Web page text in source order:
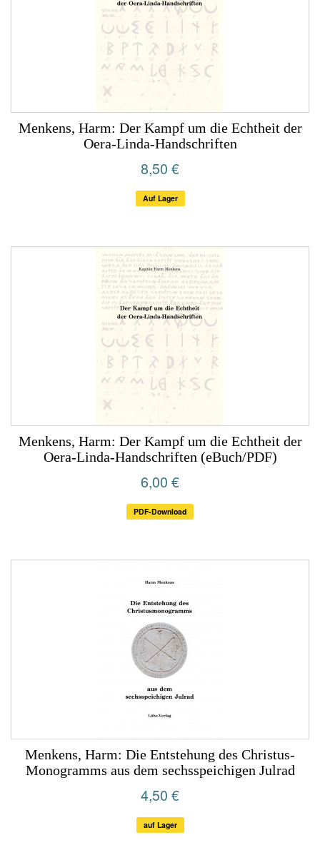
Menkens, Harm: Der Kampf um die Echtheit der
Oera-Linda-Handschriften
8,50 €
Auf Lager
Menkens, Harm: Der Kampf um die Echtheit der
Oera-Linda-Handschriften (eBuch/PDF)
6,00 €
PDF-Download
Menkens, Harm: Die Entstehung des Christus-
Monogramms aus dem sechsspeichigen Julrad
4,50 €
auf Lager